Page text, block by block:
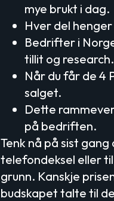
mye brukt i dag.
Hver del
Bedrifter i
tillit og research.
Når du får de 4
salget.
Dette
på bedriften.
Tenk nå på sist
telefondeksel eller
grunn. Kanskje
budskapet talte til